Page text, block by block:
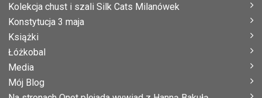
Kolekcja chust i szali Silk Cats Milanówek
Konstytucja 3 maja
Książki
Łóżkobal
Media
Mój Blog